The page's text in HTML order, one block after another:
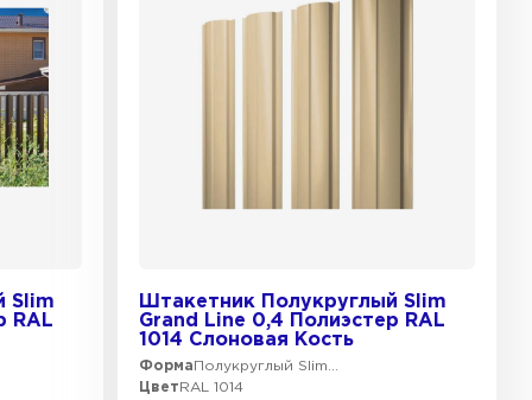
Slim
RAL
Штакетник Полукруглый Slim
Grand Line 0,4 Полиэстер RAL
1014 Слоновая Кость
Форма Полукруглый Slim...
Цвет RAL 1014